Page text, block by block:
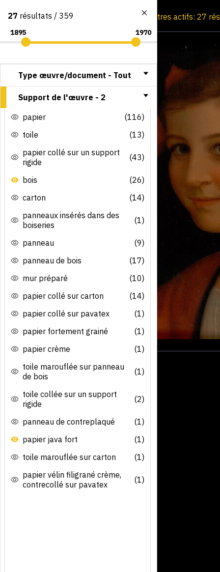
Consultation par image Filtres actifs: 27
27 résultats / 359
Type œuvre/document - Tout
Support de l'œuvre - 2
papier
(116)
toile
(13)
papier collé sur un support
rigide
(43)
bois
(26)
carton
(14)
panneaux insérés dans des
boiseries
(1)
panneau
(9)
panneau de bois
(17)
mur préparé
(10)
papier collé sur carton
(14)
papier collé sur pavatex
(1)
papier fortement grainé
(1)
papier crème
(1)
toile marouflée sur panneau
de bois
(1)
toile collée sur un support
rigide
(2)
panneau de contreplaqué
(1)
papier java fort
(1)
toile marouflée sur carton
(1)
papier vélin filigrané crème,
contrecollé sur pavatex
(1)